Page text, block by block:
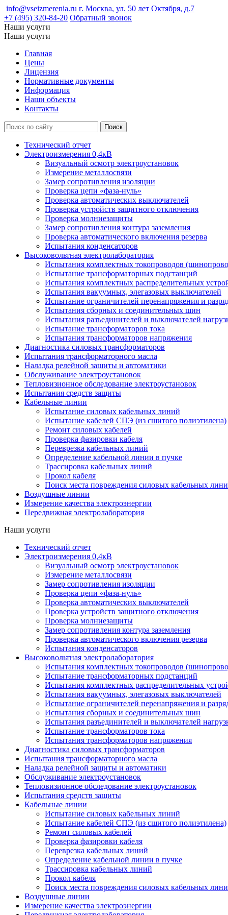
info@vseizmerenia.ru г. Москва, ул. 50 лет Октября, д.7
+7 (495) 320-84-20 Обратный звонок
Наши услуги
Наши услуги
Главная
Цены
Лицензия
Нормативные документы
Информация
Наши объекты
Контакты
Технический отчет
Электроизмерения 0,4кВ
Визуальный осмотр электроустановок
Измерение металлосвязи
Замер сопротивления изоляции
Проверка цепи «фаза-нуль»
Проверка автоматических выключателей
Проверка устройств защитного отключения
Проверка молниезащиты
Замер сопротивления контура заземления
Проверка автоматического включения резерва
Испытания конденсаторов
Высоковольтная электролаборатория
Испытания комплектных токопроводов
Испытание трансформаторных подстанций
Испытания комплектных распределительных
Испытания вакуумных, элегазовых выключателей
Испытание ограничителей перенапряжения и
Испытания сборных и соединительных шин
Испытания разъединителей и выключателей
Испытание трансформаторов тока
Испытания трансформаторов напряжения
Диагностика силовых трансформаторов
Испытания трансформаторного масла
Наладка релейной защиты и автоматики
Обслуживание электроустановок
Тепловизионное обследование электроустановок
Испытания средств защиты
Кабельные линии
Испытание силовых кабельных линий
Испытание кабелей СПЭ (из сшитого полиэтилена)
Ремонт силовых кабелей
Проверка фазировки кабеля
Переврезка кабельных линий
Определение кабельной линии в пучке
Трассировка кабельных линий
Прокол кабеля
Поиск места повреждения силовых кабельных
Воздушные линии
Измерение качества электроэнергии
Передвижная электролаборатория
Наши услуги
Технический отчет
Электроизмерения 0,4кВ
Визуальный осмотр электроустановок
Измерение металлосвязи
Замер сопротивления изоляции
Проверка цепи «фаза-нуль»
Проверка автоматических выключателей
Проверка устройств защитного отключения
Проверка молниезащиты
Замер сопротивления контура заземления
Проверка автоматического включения резерва
Испытания конденсаторов
Высоковольтная электролаборатория
Испытания комплектных токопроводов
Испытание трансформаторных подстанций
Испытания комплектных распределительных
Испытания вакуумных, элегазовых выключателей
Испытание ограничителей перенапряжения и
Испытания сборных и соединительных шин
Испытания разъединителей и выключателей
Испытание трансформаторов тока
Испытания трансформаторов напряжения
Диагностика силовых трансформаторов
Испытания трансформаторного масла
Наладка релейной защиты и автоматики
Обслуживание электроустановок
Тепловизионное обследование электроустановок
Испытания средств защиты
Кабельные линии
Испытание силовых кабельных линий
Испытание кабелей СПЭ (из сшитого полиэтилена)
Ремонт силовых кабелей
Проверка фазировки кабеля
Переврезка кабельных линий
Определение кабельной линии в пучке
Трассировка кабельных линий
Прокол кабеля
Поиск места повреждения силовых кабельных
Воздушные линии
Измерение качества электроэнергии